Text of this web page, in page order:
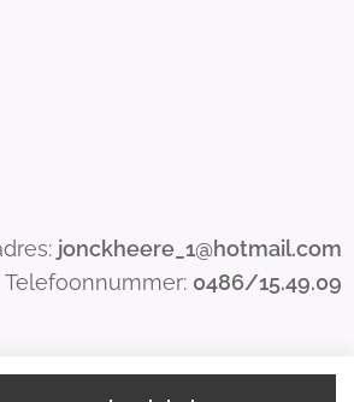
jonckheere_1@hotmail.com
Telefoonnummer: 0486/15.49.09